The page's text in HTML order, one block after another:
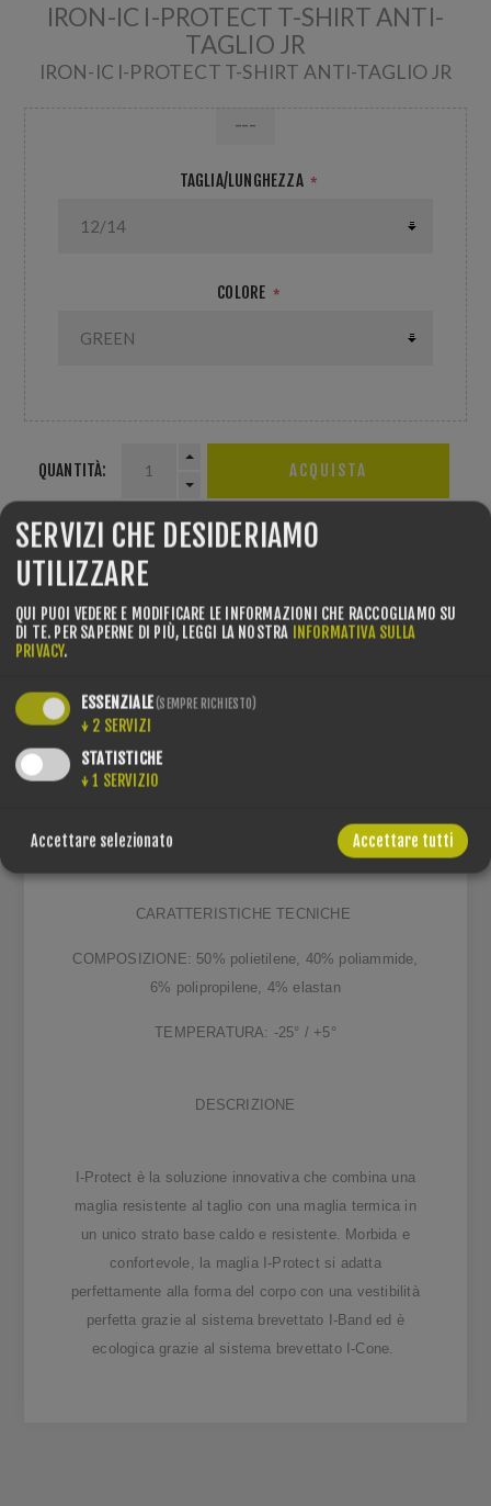
IRON-IC I-PROTECT T-SHIRT ANTI-
TAGLIO JR
IRON-IC I-PROTECT T-SHIRT ANTI-TAGLIO JR
TAGLIA/LUNGHEZZA *
COLORE *
---
QUANTITÀ:
SHARE:
CARATTERISTICHE TECNICHE
COMPOSIZIONE: 50% polietilene, 40% poliammide,
6% polipropilene, 4% elastan
TEMPERATURA: -25° / +5°
DESCRIZIONE
I-Protect è la soluzione innovativa che combina una
maglia resistente al taglio con una maglia termica in
un unico strato base caldo e resistente. Morbida e
confortevole, la maglia I-Protect si adatta
perfettamente alla forma del corpo con una vestibilità
perfetta grazie al sistema brevettato I-Band ed è
ecologica grazie al sistema brevettato I-Cone.
SERVIZI CHE DESIDERIAMO
UTILIZZARE
QUI PUOI VEDERE E MODIFICARE LE INFORMAZIONI CHE RACCOGLIAMO SU
DI TE. PER SAPERNE DI PIÙ, LEGGI LA NOSTRA INFORMATIVA SULLA
PRIVACY.
ESSENZIALE(SEMPRE RICHIESTO)
↓ 2 SERVIZI
STATISTICHE
↓ 1 SERVIZIO
Accettare selezionato Accettare tutti